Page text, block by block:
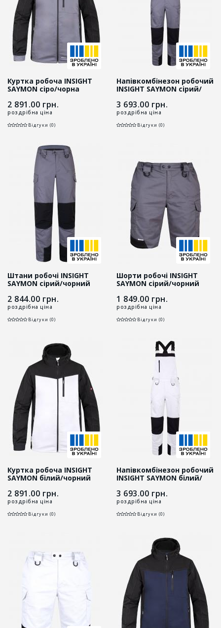
Куртка робоча INSIGHT
SAYMON cіро/чорна
2 891.00 грн.
роздрібна ціна
Відгуки (0)
Напівкомбінезон робочий
INSIGHT SAYMON сірий/
3 693.00 грн.
роздрібна ціна
Відгуки (0)
Штани робочі INSIGHT
SAYMON cірий/чорний
2 844.00 грн.
роздрібна ціна
Відгуки (0)
Шорти робочі INSIGHT
SAYMON cірий/чорний
1 849.00 грн.
роздрібна ціна
Відгуки (0)
Куртка робоча INSIGHT
SAYMON білий/чорний
2 891.00 грн.
роздрібна ціна
Відгуки (0)
Напівкомбінезон робочий
INSIGHT SAYMON білий/
3 693.00 грн.
роздрібна ціна
Відгуки (0)